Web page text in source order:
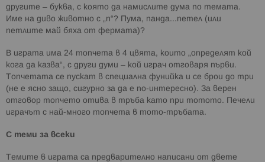
другите – буква, с която да намислите дума по темата.
Име на диво животно с „п“? Пума, панда...петел (или
петлите май бяха от фермата)?
В играта има 24 топчета в 4 цвята, които „определят кой
кога да казва“, с други думи – кой играч отговаря първи.
Топчетата се пускат в специална фунийка и се брои до три
(не е ясно защо, сигурно за да е по-интересно). За верен
отговор топчето отива в тръба като при тотото. Печели
играчът с най-много топчета в тото-тръбата.
С теми за всеки
Темите в играта са предварително написани от двете